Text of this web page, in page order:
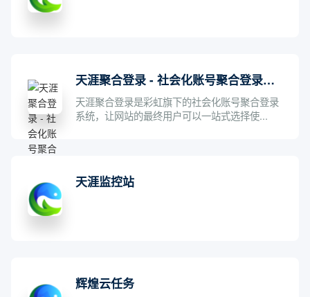
天涯聚合登录 - 社会化账号聚合登录系统
天涯聚合登录是彩虹旗下的社会化账号聚合登录
系统，让网站的最终用户可以一站式选择使...
天涯监控站
辉煌云任务